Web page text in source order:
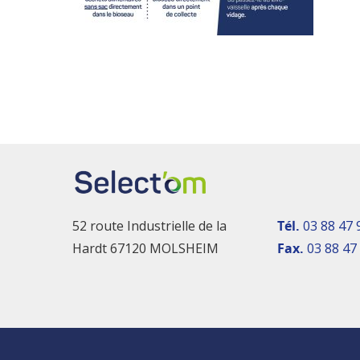
52 route Industrielle de la
Hardt 67120 MOLSHEIM
Tél. 03 88 47
Fax. 03 88 47